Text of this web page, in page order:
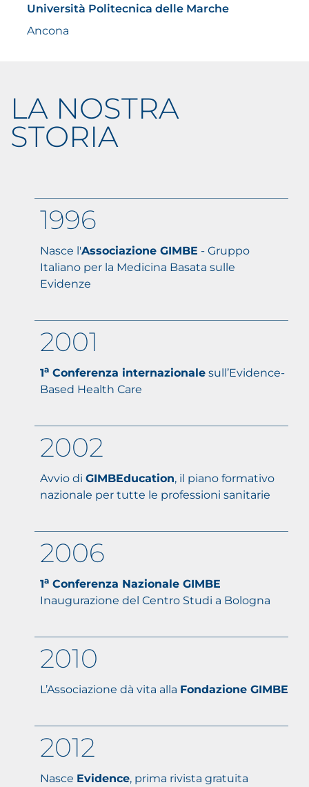
Università Politecnica delle Marche
Ancona
LA NOSTRA
STORIA
1996
Nasce l'Associazione GIMBE - Gruppo
Italiano per la Medicina Basata sulle
Evidenze
2001
1a Conferenza internazionale sull’Evidence-
Based Health Care
2002
Avvio di GIMBEducation, il piano formativo
nazionale per tutte le professioni sanitarie
2006
1a Conferenza Nazionale GIMBE
Inaugurazione del Centro Studi a Bologna
2010
L’Associazione dà vita alla Fondazione GIMBE
2012
Nasce Evidence, prima rivista gratuita